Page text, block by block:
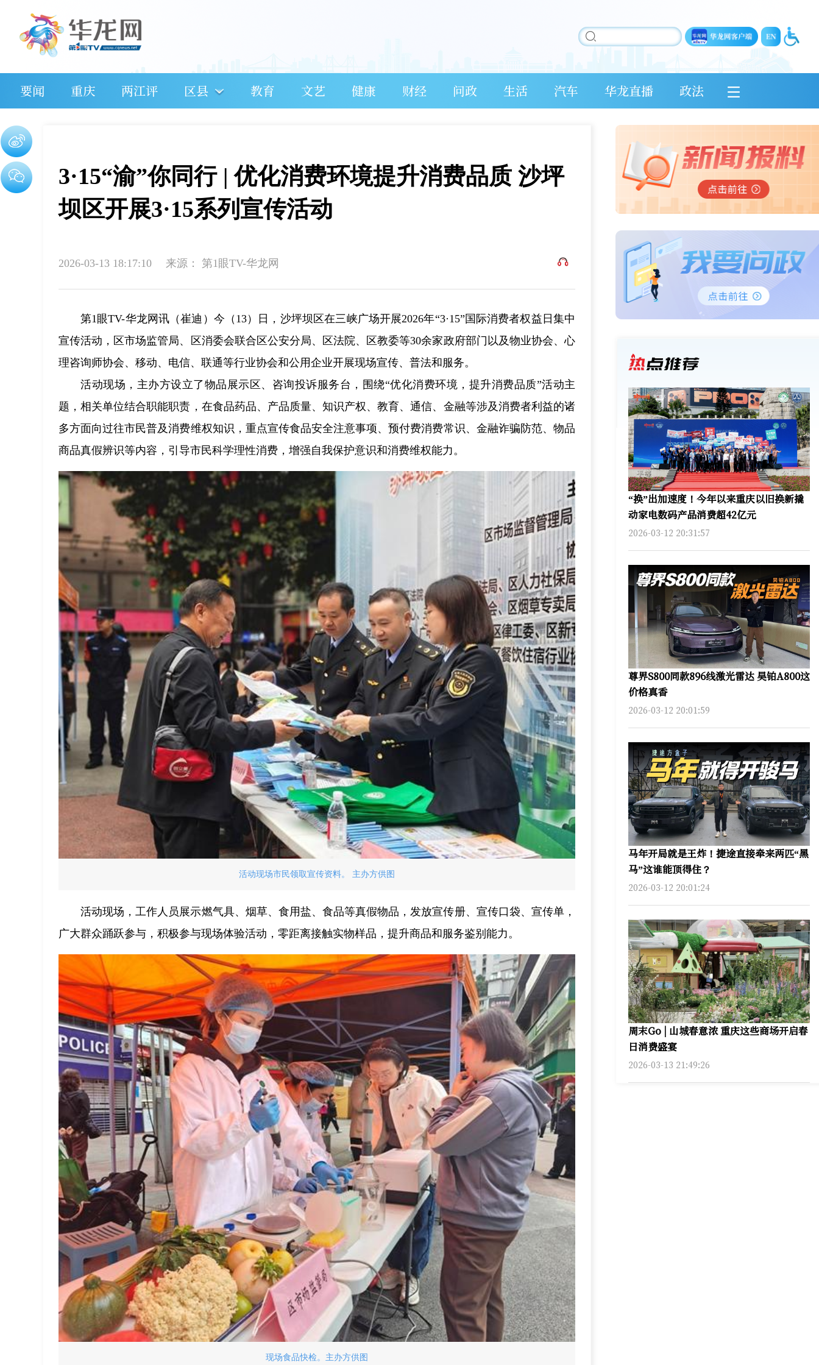
要闻 重庆 两江评 区县 教育 文艺 健康 财经 问政 生活 汽车 华龙直播 政法
3·15“渝”你同行 | 优化消费环境提升消费品质 沙坪
坝区开展3·15系列宣传活动
2026-03-13 18:17:10 来源： 第1眼TV-华龙网
第1眼TV-华龙网讯（崔迪）今（13）日，沙坪坝区在三峡广场开展2026年“3·15”国际消费者权益日集中
宣传活动，区市场监管局、区消委会联合区公安分局、区法院、区教委等30余家政府部门以及物业协会、心
理咨询师协会、移动、电信、联通等行业协会和公用企业开展现场宣传、普法和服务。
活动现场，主办方设立了物品展示区、咨询投诉服务台，围绕“优化消费环境，提升消费品质”活动主
题，相关单位结合职能职责，在食品药品、产品质量、知识产权、教育、通信、金融等涉及消费者利益的诸
多方面向过往市民普及消费维权知识，重点宣传食品安全注意事项、预付费消费常识、金融诈骗防范、物品
商品真假辨识等内容，引导市民科学理性消费，增强自我保护意识和消费维权能力。
活动现场市民领取宣传资料。 主办方供图
活动现场，工作人员展示燃气具、烟草、食用盐、食品等真假物品，发放宣传册、宣传口袋、宣传单，
广大群众踊跃参与，积极参与现场体验活动，零距离接触实物样品，提升商品和服务鉴别能力。
现场食品快检。主办方供图
“换”出加速度！今年以来重庆以旧换新撬
动家电数码产品消费超42亿元
2026-03-12 20:31:57
尊界S800同款896线激光雷达 昊铂A800这
价格真香
2026-03-12 20:01:59
马年开局就是王炸！捷途直接牵来两匹“黑
马”这谁能顶得住？
2026-03-12 20:01:24
周末Go | 山城春意浓 重庆这些商场开启春
日消费盛宴
2026-03-13 21:49:26